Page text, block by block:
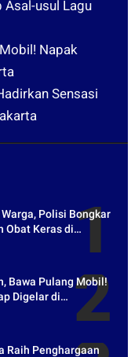
Asal-usul Lagu
Napak
Sensasi
Polisi Bongkar
Obat Keras di
Bawa Pulang Mobil!
Digelar di
Raih Penghargaan